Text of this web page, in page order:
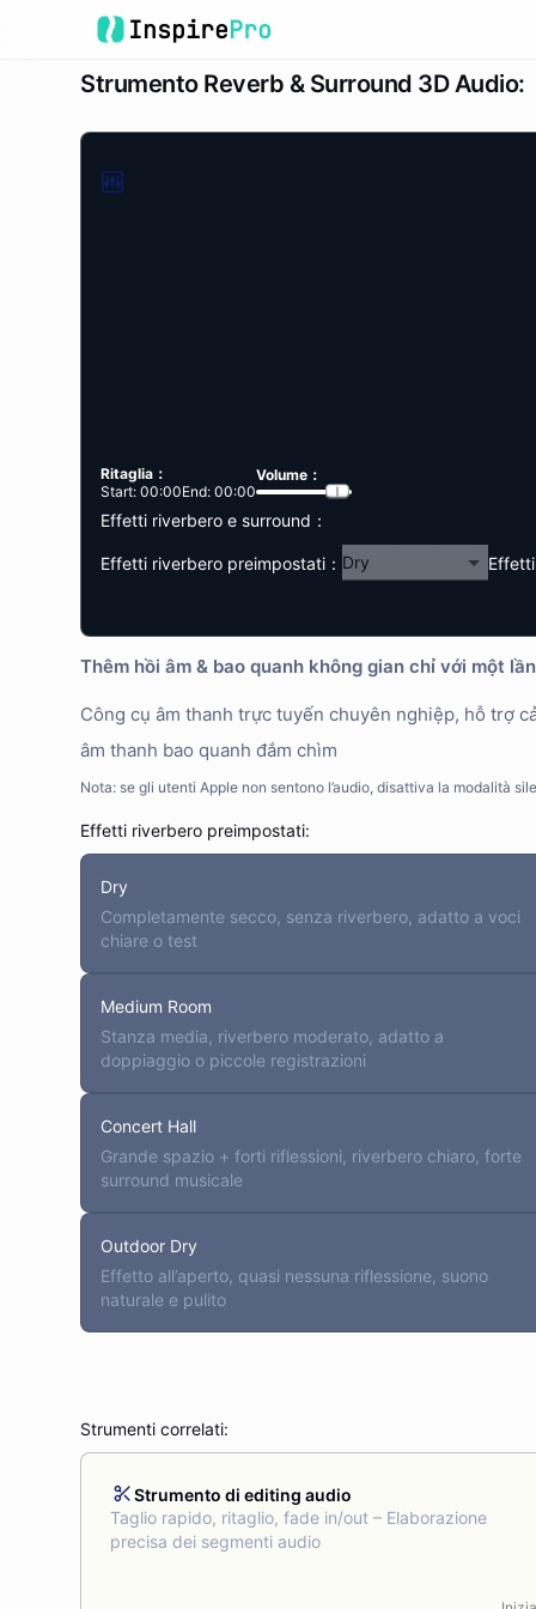
InspirePro
Strumento Reverb & Surround 3D Audio:
Ritaglia ：
Start:00:00End:00:00
Volume ：
Effetti riverbero e surround ：
Effetti riverbero preimpostati ：
Thêm hồi âm & bao quanh không gian chỉ với một
Công cụ âm thanh trực tuyến chuyên nghiệp, hỗ trợ
âm thanh bao quanh đắm chìm
Nota: se gli utenti Apple non sentono l’audio, disattiva la modalità
Effetti riverbero preimpostati:
Dry
Completamente secco, senza riverbero, adatto a voci
chiare o test
Medium Room
Stanza media, riverbero moderato, adatto a
doppiaggio o piccole registrazioni
Concert Hall
Grande spazio + forti riflessioni, riverbero chiaro, forte
surround musicale
Outdoor Dry
Effetto all’aperto, quasi nessuna riflessione, suono
naturale e pulito
Strumenti correlati:
Strumento di editing audio
Taglio rapido, ritaglio, fade in/out – Elaborazione
precisa dei segmenti audio